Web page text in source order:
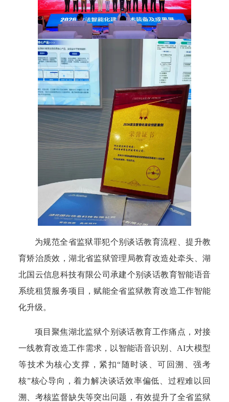
为规范全省监狱罪犯个别谈话教育流程、提升教
育矫治质效，湖北省监狱管理局教育改造处牵头、湖
北国云信息科技有限公司承建个别谈话教育智能语音
系统租赁服务项目，赋能全省监狱教育改造工作智能
化升级。
项目聚焦湖北监狱个别谈话教育工作痛点，对接
一线教育改造工作需求，以智能语音识别、AI大模型
等技术为核心支撑，紧扣“随时谈、可回溯、强考
核”核心导向，着力解决谈话效率偏低、过程难以回
溯、考核监督缺失等突出问题，有效提升了全省监狱